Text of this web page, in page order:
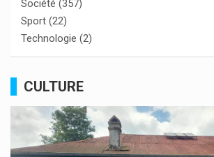
Société (357)
Sport (22)
Technologie (2)
CULTURE